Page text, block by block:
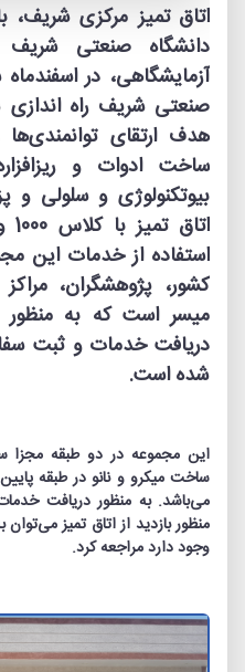
اتاق تمیز مرکزی
دانشگاه صنعتی شریف
صنعتی شریف راه
هدف ارتقای
ساخت ادوات و
بیوتکنولوژی و سلولی
استفاده از خدمات این
کشور، پژوهشگران،
میسر است که به منظور
دریافت خدمات و ثبت
شده است.
می‌باشد. به منظور دریافت
منظور بازدید از اتاق تمیز
وجود دارد مراجعه کرد.